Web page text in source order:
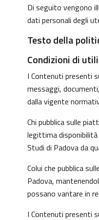
Di seguito vengono
dati personali degli
Testo della
Condizioni di
I Contenuti presenti
messaggi,
dalla vigente
Chi pubblica sulle
legittima
Studi di Padova da
Colui che pubblica
Padova,
possano vantare in
I Contenuti presenti